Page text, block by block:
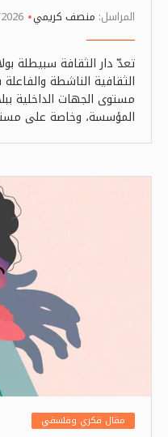
المراسل: منصف كريمي
تعدّ دار الثقافة سبيطلة
الثقافية الناشطة
مستوى الجهات الداخلية
المؤسسة، وخاصة على
مقال فكري وفلسفي